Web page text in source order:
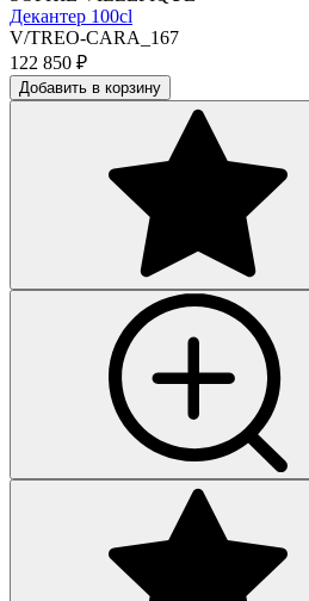
Декантер 100cl
V/TREO-CARA_167
122 850 ₽
Добавить в корзину